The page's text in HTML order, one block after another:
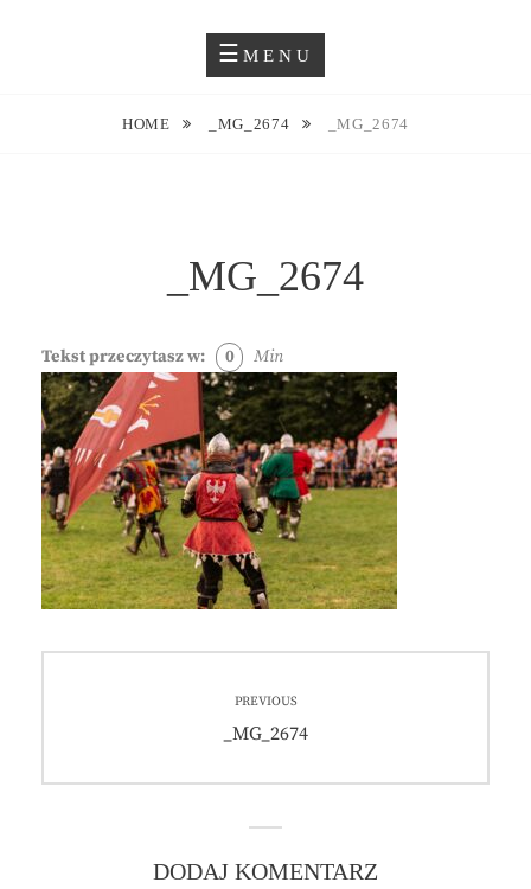
JUSTYNA EWA GROCHOWSKA
MENU
HOME _MG_2674 _MG_2674
_MG_2674
Tekst przeczytasz w: 0 Min
PREVIOUS
Previous
_MG_2674
DODAJ KOMENTARZ